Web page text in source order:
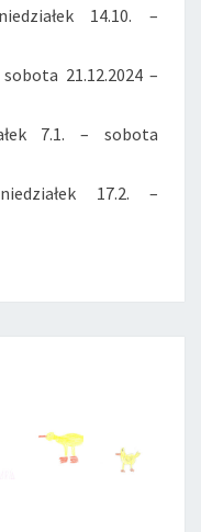
14.10. –
21.12.2024 –
7.1. – sobota
17.2. –